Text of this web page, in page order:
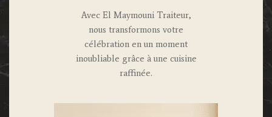
Avec El Maymouni Traiteur,
nous transformons votre
célébration en un moment
inoubliable grâce à une cuisine
raffinée.